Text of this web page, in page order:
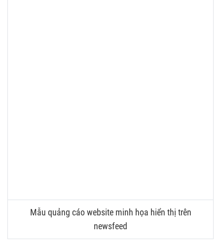
Mẫu quảng cáo website minh họa hiển thị trên
newsfeed